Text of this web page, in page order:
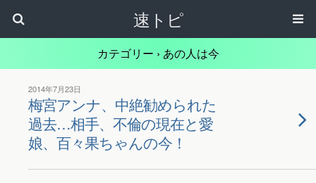
速トピ
カテゴリー › あの人は今
2014年7月23日
梅宮アンナ、中絶勧められた
過去…相手、不倫の現在と愛
娘、百々果ちゃんの今！